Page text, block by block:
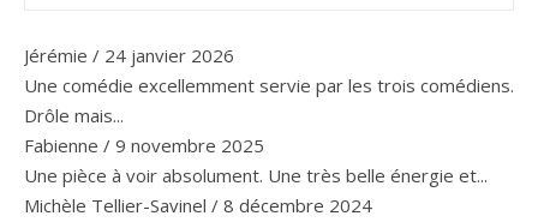
Jérémie / 24 janvier 2026
Une comédie excellemment servie par les trois comédiens.
Drôle mais...
Fabienne / 9 novembre 2025
Une pièce à voir absolument. Une très belle énergie et...
Michèle Tellier-Savinel / 8 décembre 2024